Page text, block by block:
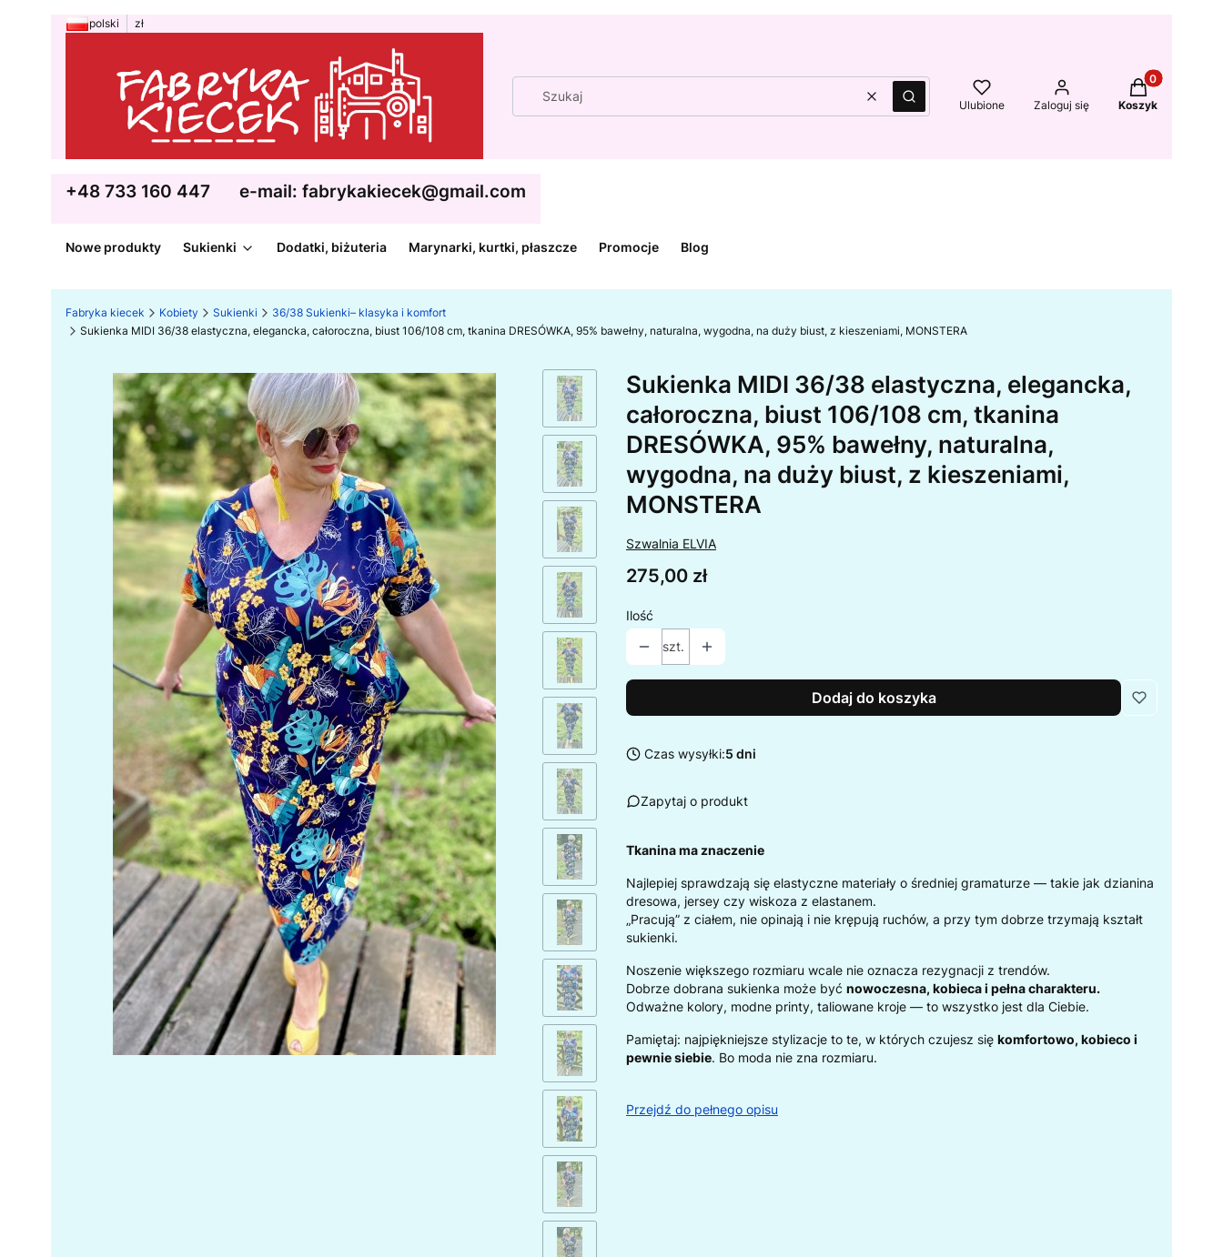
polski zł
WyczyśćSzukaj Ulubione Zaloguj się
Produkty w
Koszyk
+48 733 160 447 e-mail: fabrykakiecek@gmail.com
Nowe produkty Sukienki Dodatki, biżuteria Marynarki, kurtki, płaszcze Promocje Blog
Fabryka kiecek Kobiety Sukienki
36/38 Sukienki– klasyka i komfort
Sukienka MIDI 36/38 elastyczna, elegancka, całoroczna, biust 106/108 cm, tkanina DRESÓWKA, 95% bawełny, naturalna, wygodna, na duży biust, z kieszeniami, MONSTERA
Sukienka MIDI 36/38 elastyczna, elegancka,
całoroczna, biust 106/108 cm, tkanina
DRESÓWKA, 95% bawełny, naturalna,
wygodna, na duży biust, z kieszeniami,
MONSTERA
Szwalnia ELVIA
Cena
275,00 zł
Ilość
szt.
Dodaj do koszyka
Czas wysyłki:5 dni
Zapytaj o produkt
Tkanina ma znaczenie
Najlepiej sprawdzają się elastyczne materiały o średniej gramaturze — takie jak dzianina
dresowa, jersey czy wiskoza z elastanem.
„Pracują” z ciałem, nie opinają i nie krępują ruchów, a przy tym dobrze trzymają kształt
sukienki.
Noszenie większego rozmiaru wcale nie oznacza rezygnacji z trendów.
Dobrze dobrana sukienka może być nowoczesna, kobieca i pełna charakteru.
Odważne kolory, modne printy, taliowane kroje — to wszystko jest dla Ciebie.
Pamiętaj: najpiękniejsze stylizacje to te, w których czujesz się komfortowo, kobieco i
pewnie siebie. Bo moda nie zna rozmiaru.
Przejdź do pełnego opisu